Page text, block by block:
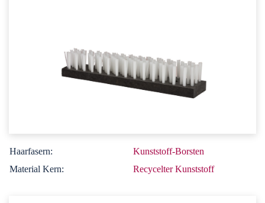
Haarfasern:
Kunststoff-Borsten
Material Kern:
Recycelter Kunststoff